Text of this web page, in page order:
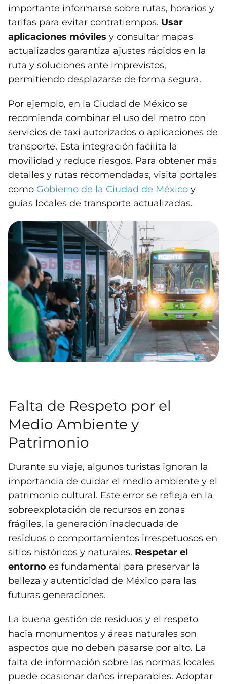
importante informarse sobre rutas, horarios y
tarifas para evitar contratiempos. Usar
aplicaciones móviles y consultar mapas
actualizados garantiza ajustes rápidos en la
ruta y soluciones ante imprevistos,
permitiendo desplazarse de forma segura.
Por ejemplo, en la Ciudad de México se
recomienda combinar el uso del metro con
servicios de taxi autorizados o aplicaciones de
transporte. Esta integración facilita la
movilidad y reduce riesgos. Para obtener más
detalles y rutas recomendadas, visita portales
como Gobierno de la Ciudad de México y
guías locales de transporte actualizadas.
Falta de Respeto por el
Medio Ambiente y
Patrimonio
Durante su viaje, algunos turistas ignoran la
importancia de cuidar el medio ambiente y el
patrimonio cultural. Este error se refleja en la
sobreexplotación de recursos en zonas
frágiles, la generación inadecuada de
residuos o comportamientos irrespetuosos en
sitios históricos y naturales. Respetar el
entorno es fundamental para preservar la
belleza y autenticidad de México para las
futuras generaciones.
La buena gestión de residuos y el respeto
hacia monumentos y áreas naturales son
aspectos que no deben pasarse por alto. La
falta de información sobre las normas locales
puede ocasionar daños irreparables. Adoptar